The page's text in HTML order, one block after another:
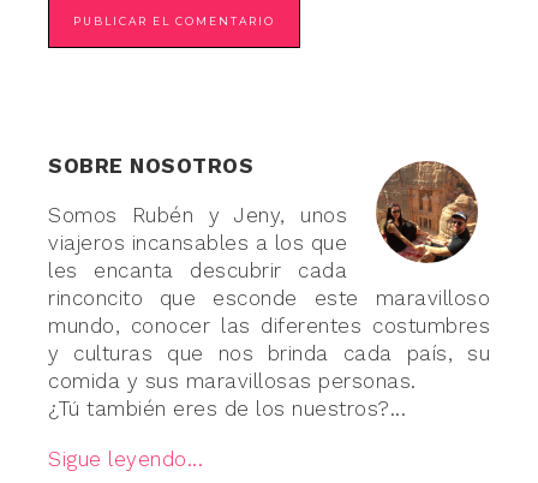
SOBRE NOSOTROS
Somos Rubén y Jeny, unos
viajeros incansables a los que
les encanta descubrir cada
rinconcito que esconde este maravilloso
mundo, conocer las diferentes costumbres
y culturas que nos brinda cada país, su
comida y sus maravillosas personas.
¿Tú también eres de los nuestros?...
Sigue leyendo...